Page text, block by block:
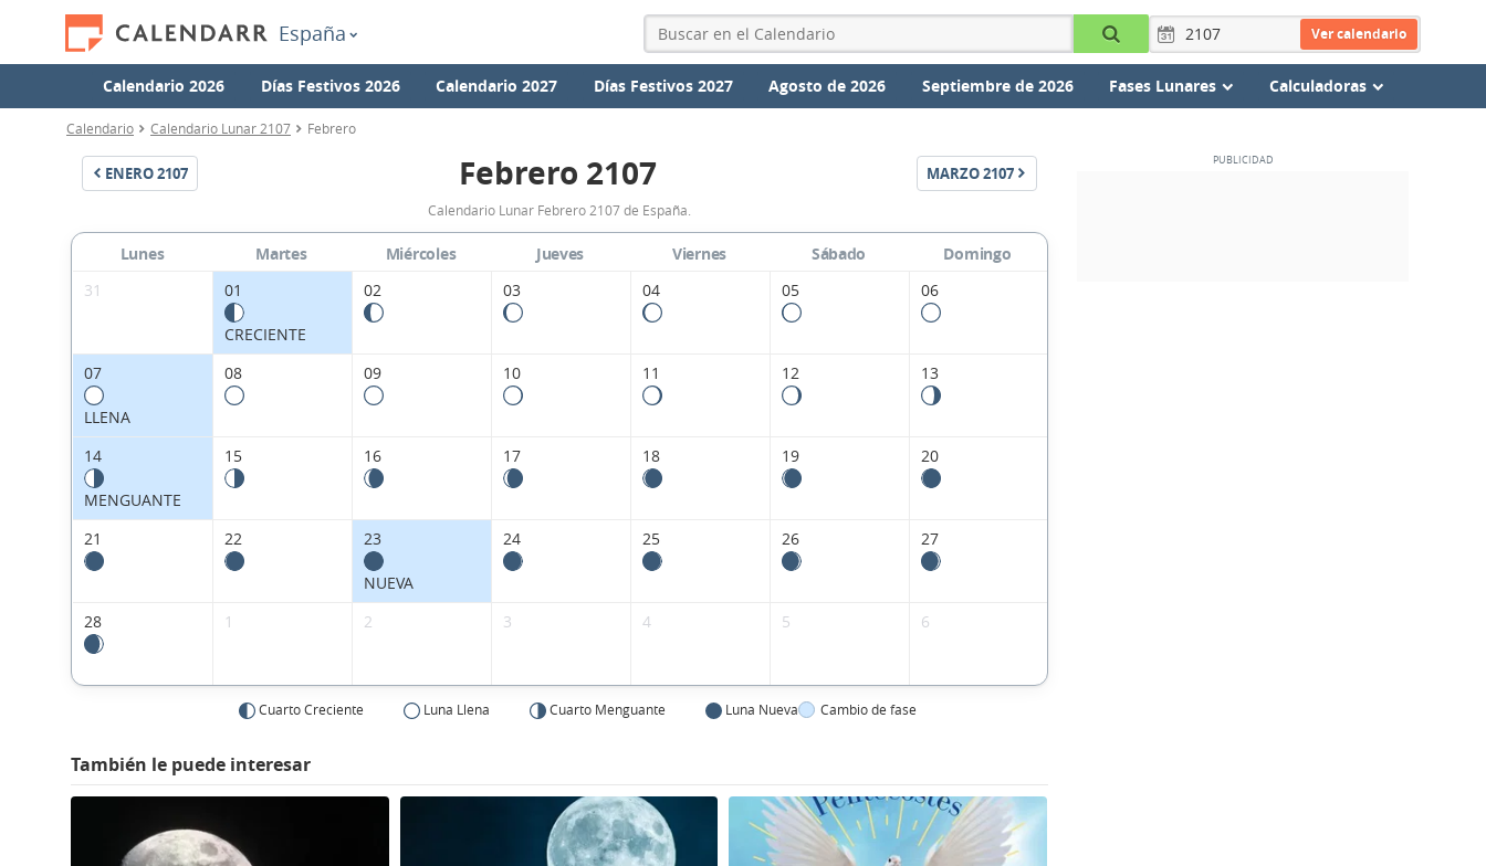
España Ver calendario
Calendario 2026 Días Festivos 2026 Calendario 2027 Días Festivos 2027 Agosto de 2026 Septiembre de 2026 Fases Lunares Calculadoras
Calendario Calendario Lunar 2107 Febrero
ENERO2107
Calendario
Lunar
Febrero
España.
Febrero 2107 MARZO2107
Calendario Lunar Febrero 2107 de España.
Lunes Martes Miércoles Jueves Viernes Sábado
Domingo
31
01
CRECIENTE
02 03 04 05 06
07
LLENA
08 09 10 11 12 13
14
MENGUANTE
15 16 17 18 19 20
21 22 23
NUEVA
24 25 26 27
28 1 2 3 4 5 6
Cuarto Creciente Luna Llena Cuarto Menguante Luna Nueva Cambio de fase
También le puede interesar